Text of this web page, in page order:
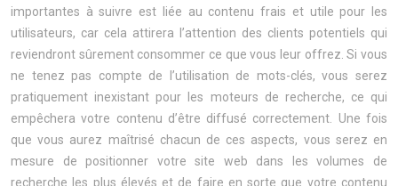
importantes à suivre est liée au contenu frais et utile pour les
utilisateurs, car cela attirera l’attention des clients potentiels qui
reviendront sûrement consommer ce que vous leur offrez. Si vous
ne tenez pas compte de l’utilisation de mots-clés, vous serez
pratiquement inexistant pour les moteurs de recherche, ce qui
empêchera votre contenu d’être diffusé correctement. Une fois
que vous aurez maîtrisé chacun de ces aspects, vous serez en
mesure de positionner votre site web dans les volumes de
recherche les plus élevés et de faire en sorte que votre contenu